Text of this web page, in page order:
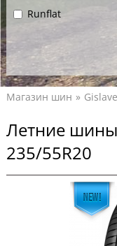
Runflat
Магазин шин
Летние шины
235/55R20